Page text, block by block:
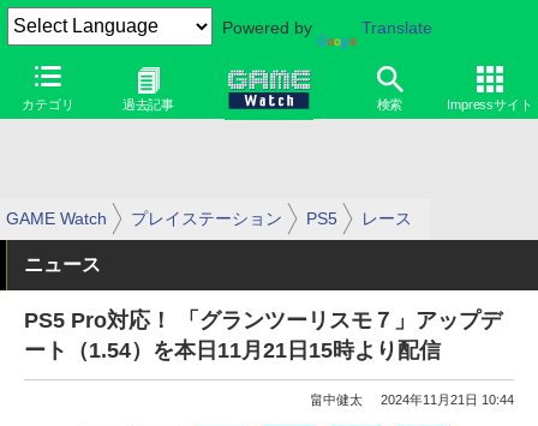
Powered by Translate
カテゴリ 過去記事 検索 Impressサイト
GAME Watch プレイステーション PS5 レース
ニュース
PS5 Pro対応！ 「グランツーリスモ７」アップデ
ート（1.54）を本日11月21日15時より配信
畠中健太 2024年11月21日 10:44